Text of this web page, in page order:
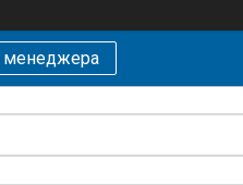
менеджера